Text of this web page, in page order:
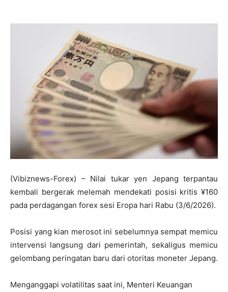
(Vibiznews-Forex) – Nilai tukar yen Jepang terpantau
kembali bergerak melemah mendekati posisi kritis ¥160
pada perdagangan forex sesi Eropa hari Rabu (3/6/2026).
Posisi yang kian merosot ini sebelumnya sempat memicu
intervensi langsung dari pemerintah, sekaligus memicu
gelombang peringatan baru dari otoritas moneter Jepang.
Menganggapi volatilitas saat ini, Menteri Keuangan